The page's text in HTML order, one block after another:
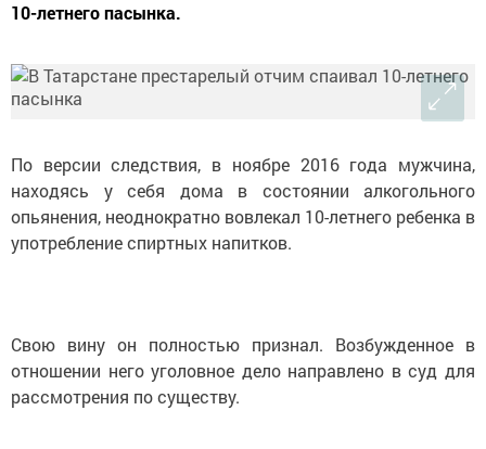
10-летнего пасынка.
По версии следствия, в ноябре 2016 года мужчина,
находясь у себя дома в состоянии алкогольного
опьянения, неоднократно вовлекал 10-летнего ребенка в
употребление спиртных напитков.
Свою вину он полностью признал. Возбужденное в
отношении него уголовное дело направлено в суд для
рассмотрения по существу.